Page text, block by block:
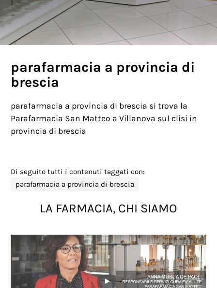
parafarmacia a provincia di
brescia
parafarmacia a provincia di brescia si trova la
Parafarmacia San Matteo a Villanova sul clisi in
provincia di brescia
Di seguito tutti i contenuti taggati con:
parafarmacia a provincia di brescia
LA FARMACIA, CHI SIAMO